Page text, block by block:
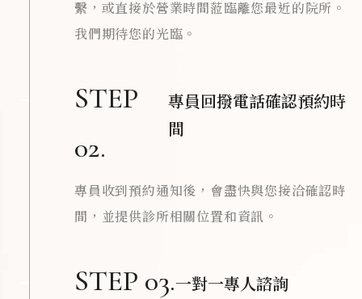
繫，或直接於營業時間蒞臨離您最近的院所。
我們期待您的光臨。
STEP
02.
專員回撥電話確認預約時
間
專員收到預約通知後，會盡快與您接洽確認時
間，並提供診所相關位置和資訊。
STEP 03.一對一專人諮詢